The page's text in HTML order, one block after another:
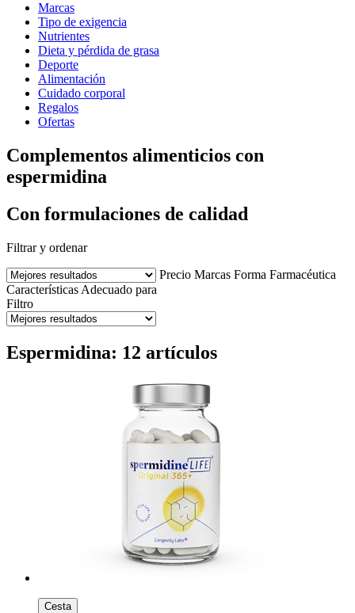
Marcas
Tipo de exigencia
Nutrientes
Dieta y pérdida de grasa
Deporte
Alimentación
Cuidado corporal
Regalos
Ofertas
Complementos alimenticios con
espermidina
Con formulaciones de calidad
Filtrar y ordenar
Precio Marcas Forma Farmacéutica
Características Adecuado para
Filtro
Espermidina: 12 artículos
Cesta